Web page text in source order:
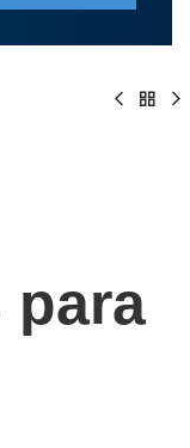
para